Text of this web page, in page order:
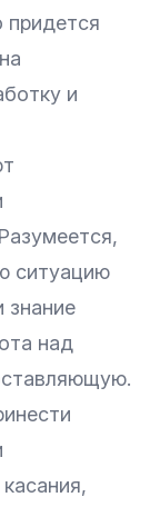
придется
и
ситуацию
знание
над